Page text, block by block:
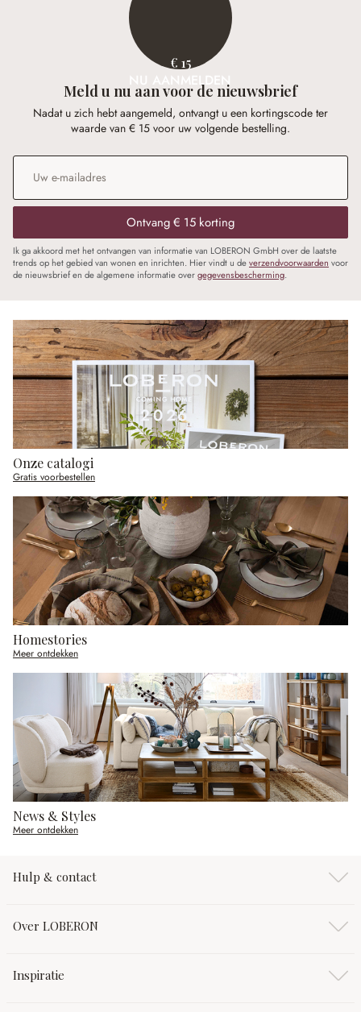
€ 15
NU AANMELDEN
Meld u nu aan voor de nieuwsbrief
Nadat u zich hebt aangemeld, ontvangt u een kortingscode ter
waarde van € 15 voor uw volgende bestelling.
E-mailadres
Ontvang € 15 korting
Ik ga akkoord met het ontvangen van informatie van LOBERON GmbH over de laatste
trends op het gebied van wonen en inrichten. Hier vindt u deverzendvoorwaarden voor
de nieuwsbrief en de algemene informatie overgegevensbescherming.
Onze catalogi
Gratis voorbestellen
Homestories
Meer ontdekken
News & Styles
Meer ontdekken
Hulp & contact
Over LOBERON
Inspiratie